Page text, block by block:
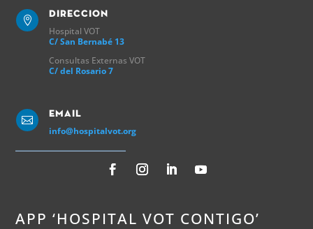

Direccion
Hospital VOT
C/ San Bernabé 13
Consultas Externas VOT
C/ del Rosario 7

Email
info@hospitalvot.org
APP ‘HOSPITAL VOT CONTIGO’